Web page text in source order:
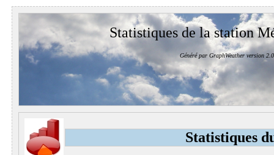
Statistiques de la station
Généré par GraphWeather version 2.0